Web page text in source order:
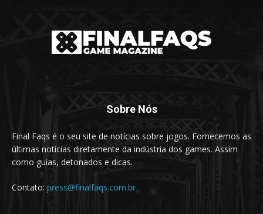
Sobre Nós
Final Faqs é o seu site de notícias sobre jogos. Fornecemos as
últimas notícias diretamente da indústria dos games. Assim
como guias, detonados e dicas.
Contato: press@finalfaqs.com.br